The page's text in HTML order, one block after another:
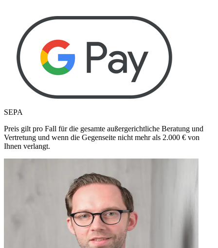
SEPA
Preis gilt pro Fall für die gesamte außergerichtliche Beratung und
Vertretung und wenn die Gegenseite nicht mehr als 2.000 € von
Ihnen verlangt.